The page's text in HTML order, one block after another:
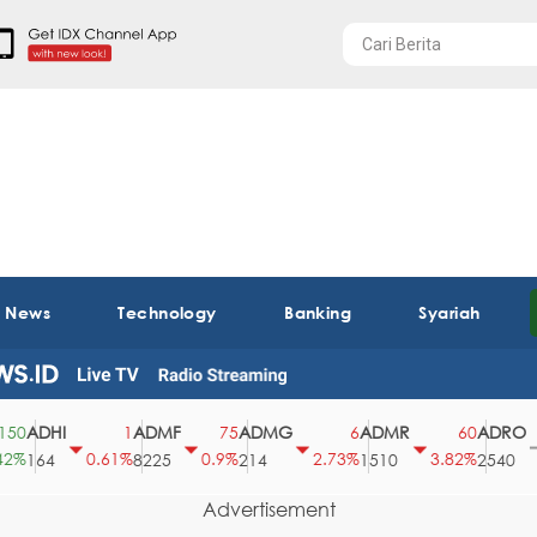
Technology Banking Syariah
ADHI
0.61%
ADMF
8225
0.9%
ADMG
214
2.73%
ADMR
1510
3.82%
ADRO
2540
0
0%
Advertisement